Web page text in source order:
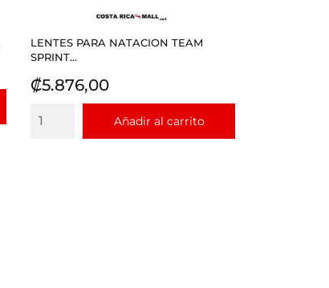
LENTES PARA NATACION TEAM
SPRINT...
Precio
₡5.876,00
Añadir al carrito